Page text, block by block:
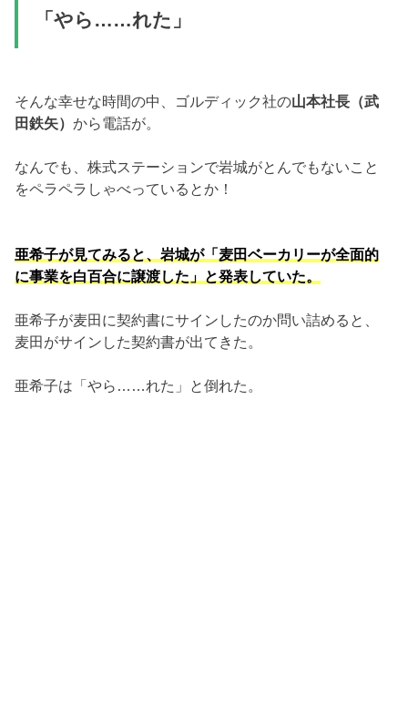
「やら……れた」
そんな幸せな時間の中、ゴルディック社の山本社長（武
田鉄矢）から電話が。
なんでも、株式ステーションで岩城がとんでもないこと
をペラペラしゃべっているとか！
亜希子が見てみると、岩城が「麦田ベーカリーが全面的
に事業を白百合に譲渡した」と発表していた。
亜希子が麦田に契約書にサインしたのか問い詰めると、
麦田がサインした契約書が出てきた。
亜希子は「やら……れた」と倒れた。